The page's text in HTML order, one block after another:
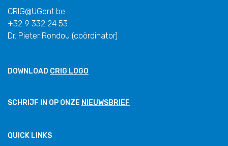
CRIG@UGent.be
+32 9 332 24 53
Dr. Pieter Rondou (coördinator)
DOWNLOAD CRIG LOGO
SCHRIJF IN OP ONZE NIEUWSBRIEF
QUICK LINKS